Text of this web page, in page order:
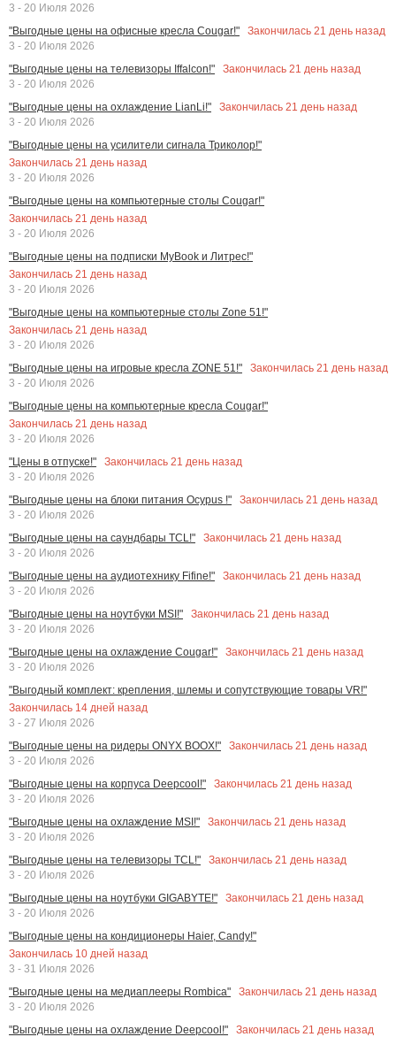
3 - 20 Июля 2026
"Выгодные цены на офисные кресла Cougar!"
Закончилась 21 день назад
3 - 20 Июля 2026
"Выгодные цены на телевизоры Iffalcon!"
Закончилась 21 день назад
3 - 20 Июля 2026
"Выгодные цены на охлаждение LianLi!"
Закончилась 21 день назад
3 - 20 Июля 2026
"Выгодные цены на усилители сигнала Триколор!"
Закончилась 21 день назад
3 - 20 Июля 2026
"Выгодные цены на компьютерные столы Cougar!"
Закончилась 21 день назад
3 - 20 Июля 2026
"Выгодные цены на подписки MyBook и Литрес!"
Закончилась 21 день назад
3 - 20 Июля 2026
"Выгодные цены на компьютерные столы Zone 51!"
Закончилась 21 день назад
3 - 20 Июля 2026
"Выгодные цены на игровые кресла ZONE 51!"
Закончилась 21 день назад
3 - 20 Июля 2026
"Выгодные цены на компьютерные кресла Cougar!"
Закончилась 21 день назад
3 - 20 Июля 2026
"Цены в отпуске!"
Закончилась 21 день назад
3 - 20 Июля 2026
"Выгодные цены на блоки питания Ocypus !"
Закончилась 21 день назад
3 - 20 Июля 2026
"Выгодные цены на саундбары TCL!"
Закончилась 21 день назад
3 - 20 Июля 2026
"Выгодные цены на аудиотехнику Fifine!"
Закончилась 21 день назад
3 - 20 Июля 2026
"Выгодные цены на ноутбуки MSI!"
Закончилась 21 день назад
3 - 20 Июля 2026
"Выгодные цены на охлаждение Cougar!"
Закончилась 21 день назад
3 - 20 Июля 2026
"Выгодный комплект: крепления, шлемы и сопутствующие товары VR!"
Закончилась 14 дней назад
3 - 27 Июля 2026
"Выгодные цены на ридеры ONYX BOOX!"
Закончилась 21 день назад
3 - 20 Июля 2026
"Выгодные цены на корпуса Deepcool!"
Закончилась 21 день назад
3 - 20 Июля 2026
"Выгодные цены на охлаждение MSI!"
Закончилась 21 день назад
3 - 20 Июля 2026
"Выгодные цены на телевизоры TCL!"
Закончилась 21 день назад
3 - 20 Июля 2026
"Выгодные цены на ноутбуки GIGABYTE!"
Закончилась 21 день назад
3 - 20 Июля 2026
"Выгодные цены на кондиционеры Haier, Candy!"
Закончилась 10 дней назад
3 - 31 Июля 2026
"Выгодные цены на медиаплееры Rombica"
Закончилась 21 день назад
3 - 20 Июля 2026
"Выгодные цены на охлаждение Deepcool!"
Закончилась 21 день назад